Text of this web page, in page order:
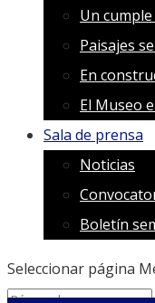
Un
Paisajes
En
El Museo
Sala de prensa
Noticias
Boletín
Seleccionar página
Search